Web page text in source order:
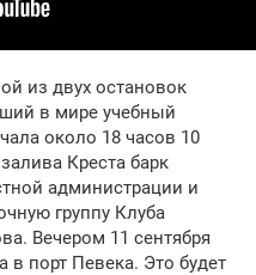
из двух остановок
в мире учебный
около 18 часов 10
Креста барк
администрации и
группу Клуба
Вечером 11 сентября
в порт Певека. Это будет